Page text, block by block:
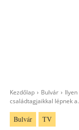
Kezdőlap Bulvár
családtagjaikkal lépnek
Bulvár TV